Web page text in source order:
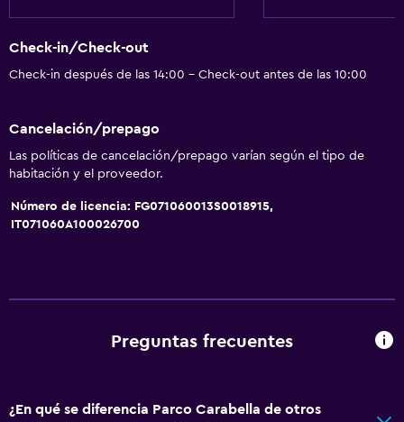
Check-in/Check-out
Check-in después de las 14:00 - Check-out antes de las 10:00
Cancelación/prepago
Las políticas de cancelación/prepago varían según el tipo de
habitación y el proveedor.
Número de licencia: FG071060013S0018915,
IT071060A100026700
Preguntas frecuentes
¿En qué se diferencia Parco Carabella de otros